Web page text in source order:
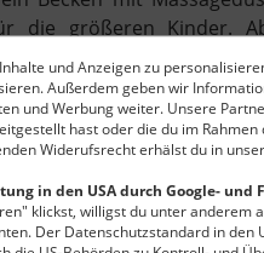
und Anzeigen zu
Außerdem geben wir
und Werbung weiter. Unsere
hast oder die du im
Widerufsrecht erhälst du in
in den USA durch Google- und
klickst, willigst du unter anderem
Der Datenschutzstandard in den
die größeren Kinder.
auf der man
dann in den Abgrundgeht.